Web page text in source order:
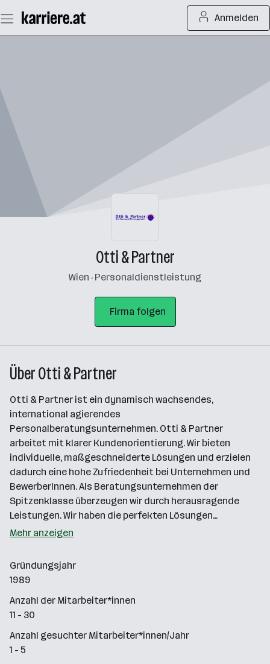
Seiteninhalt
springen
Anmelden
Otti & Partner
Wien · Personaldienstleistung
Firma folgen
Über Otti & Partner
Otti & Partner ist ein dynamisch wachsendes,
international agierendes
Personalberatungsunternehmen. Otti & Partner
arbeitet mit klarer Kundenorientierung. Wir bieten
individuelle, maßgeschneiderte Lösungen und erzielen
dadurch eine hohe Zufriedenheit bei Unternehmen und
BewerberInnen. Als Beratungsunternehmen der
Spitzenklasse überzeugen wir durch herausragende
Leistungen. Wir haben die perfekten Lösungen…
Mehr anzeigen
Gründungsjahr
1989
Anzahl der Mitarbeiter*innen
11 - 30
Anzahl gesuchter Mitarbeiter*innen/Jahr
1 - 5